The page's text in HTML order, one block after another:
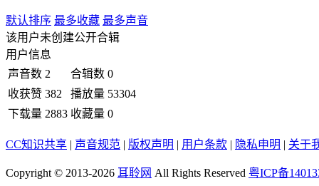
默认排序 最多收藏 最多声音
该用户未创建公开合辑
用户信息
声音数 2 合辑数 0
收获赞 382 播放量 53304
下载量 2883 收藏量 0
CC知识共享 | 声音规范 | 版权声明 | 用户条款 | 隐私申明 | 关于
Copyright © 2013-2026 耳聆网 All Rights Reserved 粤ICP备